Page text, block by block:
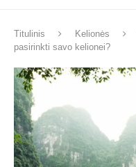
Titulinis Kelionės
pasirinkti savo kelionei?